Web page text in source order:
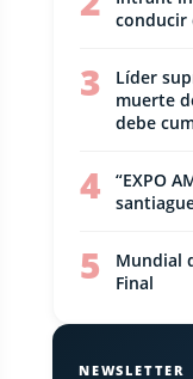
conducir
3
Líder
muerte
debe
4
“EXPO
5
Mundial
Final
NEWSLETTER